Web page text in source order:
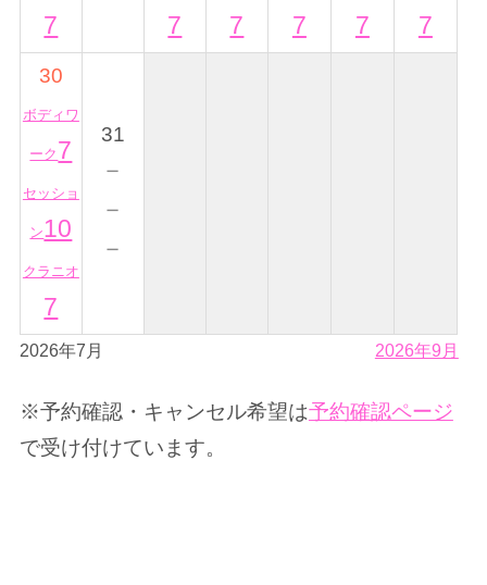
7 7 7 7 7 7
30
ボディワ
ーク 7
セッショ
ン10
クラニオ
7
31
－
－
－
2026年7月 2026年9月
※予約確認・キャンセル希望は予約確認ページ
で受け付けています。